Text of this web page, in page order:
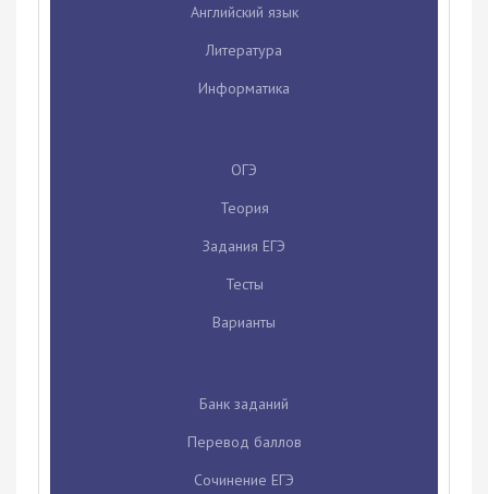
Английский язык
Литература
Информатика
ОГЭ
Теория
Задания ЕГЭ
Тесты
Варианты
Банк заданий
Перевод баллов
Сочинение ЕГЭ